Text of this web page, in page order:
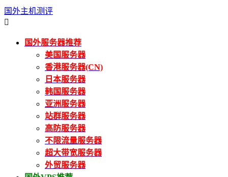
国外主机测评

国外服务器推荐
美国服务器
香港服务器(CN)
日本服务器
韩国服务器
亚洲服务器
站群服务器
高防服务器
不限流量服务器
超大带宽服务器
外贸服务器